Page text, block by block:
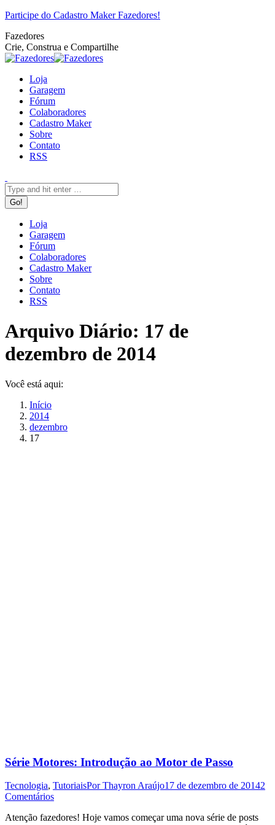
Pular
o
conteúdo
Facebook
Twitter
Google+
YouTube
Website
Rss
Participe do Cadastro Maker Fazedores!
Fazedores
Crie, Construa e Compartilhe
Loja
Garagem
Fórum
Colaboradores
Cadastro Maker
Sobre
Contato
RSS
Loja
Garagem
Fórum
Colaboradores
Cadastro Maker
Sobre
Contato
RSS
Arquivo Diário: 17 de
dezembro de 2014
Você está aqui:
Início
2014
dezembro
17
Série Motores: Introdução ao Motor de Passo
Tecnologia, TutoriaisPorThayron Araújo17 de dezembro de 20142
Comentários
Atenção fazedores! Hoje vamos começar uma nova série de posts